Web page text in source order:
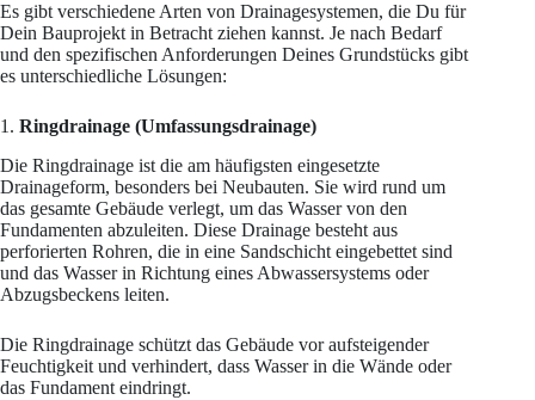
Es gibt verschiedene Arten von Drainagesystemen, die Du für
Dein Bauprojekt in Betracht ziehen kannst. Je nach Bedarf
und den spezifischen Anforderungen Deines Grundstücks gibt
es unterschiedliche Lösungen:
1. Ringdrainage (Umfassungsdrainage)
Die Ringdrainage ist die am häufigsten eingesetzte
Drainageform, besonders bei Neubauten. Sie wird rund um
das gesamte Gebäude verlegt, um das Wasser von den
Fundamenten abzuleiten. Diese Drainage besteht aus
perforierten Rohren, die in eine Sandschicht eingebettet sind
und das Wasser in Richtung eines Abwassersystems oder
Abzugsbeckens leiten.
Die Ringdrainage schützt das Gebäude vor aufsteigender
Feuchtigkeit und verhindert, dass Wasser in die Wände oder
das Fundament eindringt.